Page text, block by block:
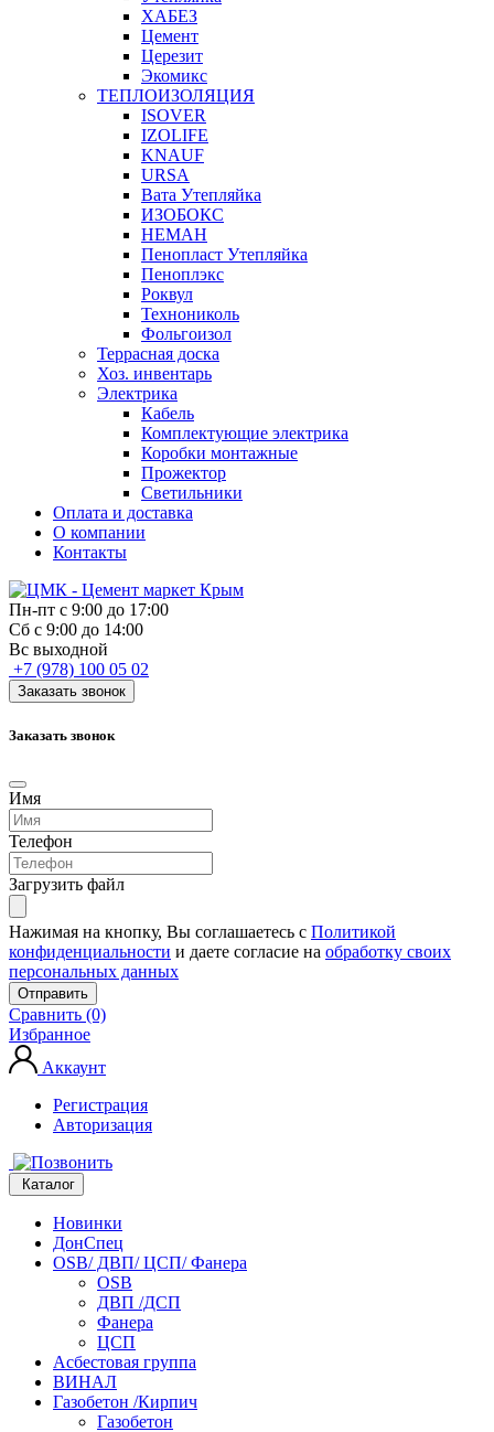
ХАБЕЗ
Цемент
Церезит
Экомикс
ТЕПЛОИЗОЛЯЦИЯ
ISOVER
IZOLIFE
KNAUF
URSA
Вата Утепляйка
ИЗОБОКС
НЕМАН
Пенопласт Утепляйка
Пеноплэкс
Роквул
Технониколь
Фольгоизол
Террасная доска
Хоз. инвентарь
Электрика
Кабель
Комплектующие электрика
Коробки монтажные
Прожектор
Светильники
Оплата и доставка
О компании
Контакты
Пн-пт с 9:00 до 17:00
Сб с 9:00 до 14:00
Вс выходной
+7 (978) 100 05 02
Заказать звонок
Заказать звонок
Имя
Телефон
Загрузить файл
Нажимая на кнопку, Вы соглашаетесь с Политикой
конфиденциальности и даете согласие на обработку своих
персональных данных
Отправить
Сравнить (0)
Избранное
Аккаунт
Регистрация
Авторизация
Каталог
Новинки
ДонСпец
OSB/ ДВП/ ЦСП/ Фанера
OSB
ДВП /ДСП
Фанера
ЦСП
Асбестовая группа
ВИНАЛ
Газобетон /Кирпич
Газобетон